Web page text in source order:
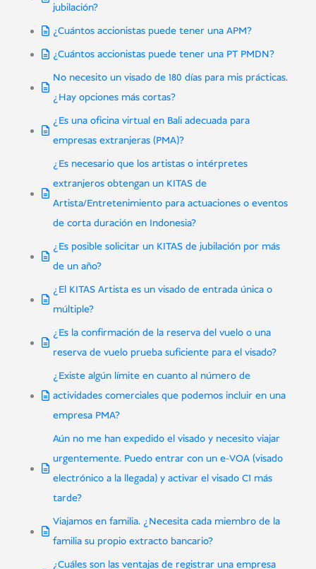
jubilación?
¿Cuántos accionistas puede tener una APM?
¿Cuántos accionistas puede tener una PT PMDN?
No necesito un visado de 180 días para mis prácticas.
¿Hay opciones más cortas?
¿Es una oficina virtual en Bali adecuada para
empresas extranjeras (PMA)?
¿Es necesario que los artistas o intérpretes
extranjeros obtengan un KITAS de
Artista/Entretenimiento para actuaciones o eventos
de corta duración en Indonesia?
¿Es posible solicitar un KITAS de jubilación por más
de un año?
¿El KITAS Artista es un visado de entrada única o
múltiple?
¿Es la confirmación de la reserva del vuelo o una
reserva de vuelo prueba suficiente para el visado?
¿Existe algún límite en cuanto al número de
actividades comerciales que podemos incluir en una
empresa PMA?
Aún no me han expedido el visado y necesito viajar
urgentemente. Puedo entrar con un e-VOA (visado
electrónico a la llegada) y activar el visado C1 más
tarde?
Viajamos en familia. ¿Necesita cada miembro de la
familia su propio extracto bancario?
¿Cuáles son las ventajas de registrar una empresa